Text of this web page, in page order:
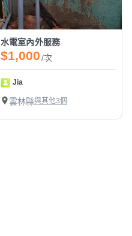
水電室內外服務
$1,000/次
Jia
雲林縣與其他3個